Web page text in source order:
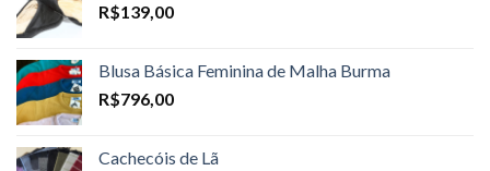
R$139,00
Blusa Básica Feminina de Malha Burma
R$796,00
Cachecóis de Lã